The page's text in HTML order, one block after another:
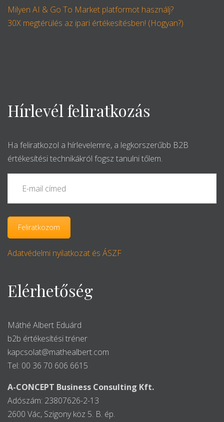
Milyen AI & Go To Market platformot használj?
30X megtérülés az ipari értékesítésben! (Hogyan?)
Hírlevél feliratkozás
Ha feliratkozol a hírlevelemre, a legkorszerűbb B2B
értékesítési technikákról fogsz tanulni tőlem.
Adatvédelmi nyilatkozat és ÁSZF
Elérhetőség
Máthé Albert Eduárd
b2b értékesítési tréner
kapcsolat@mathealbert.com
Tel: 00 36 70 606 6615
A-CONCEPT Business Consulting Kft.
Adószám: 23807626-2-13
2600 Vác, Szigony köz 5. B. ép.